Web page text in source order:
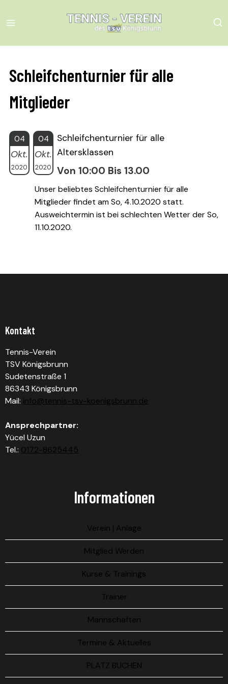
to
Schleifchenturnier für alle
Mitglieder
04
Okt.
2020
04
Okt.
2020
Schleifchenturnier für alle
Altersklassen
Von 10:00 Bis 13.00
Unser beliebtes Schleifchenturnier für alle
Mitglieder findet am So, 4.10.2020 statt.
Ausweichtermin ist bei schlechten Wetter der So,
11.10.2020.
Kontakt
Tennis-Verein
TSV Königsbrunn
Sudetenstraße 1
86343 Königsbrunn
Mail: info@tennis-tsv-koenigsbrunn.de
Ansprechpartner:
Yücel Uzun
Tel.: 0172-8625445
Informationen
Verein | Anlage
Mitglied Werden
Kurse & Trainings
Trainer
Mannschaften
Termine & Aktuelles
PLATZ BUCHEN